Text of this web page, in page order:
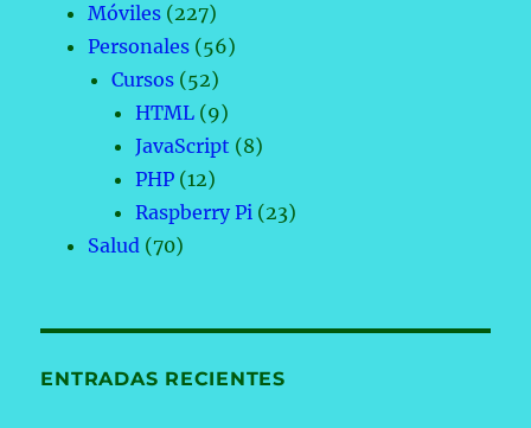
Móviles (227)
Personales (56)
Cursos (52)
HTML (9)
JavaScript (8)
PHP (12)
Raspberry Pi (23)
Salud (70)
ENTRADAS RECIENTES